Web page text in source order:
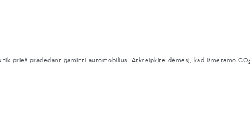
prieš pradedant gaminti automobilius. Atkreipkite dėmesį, kad išmetamo CO2